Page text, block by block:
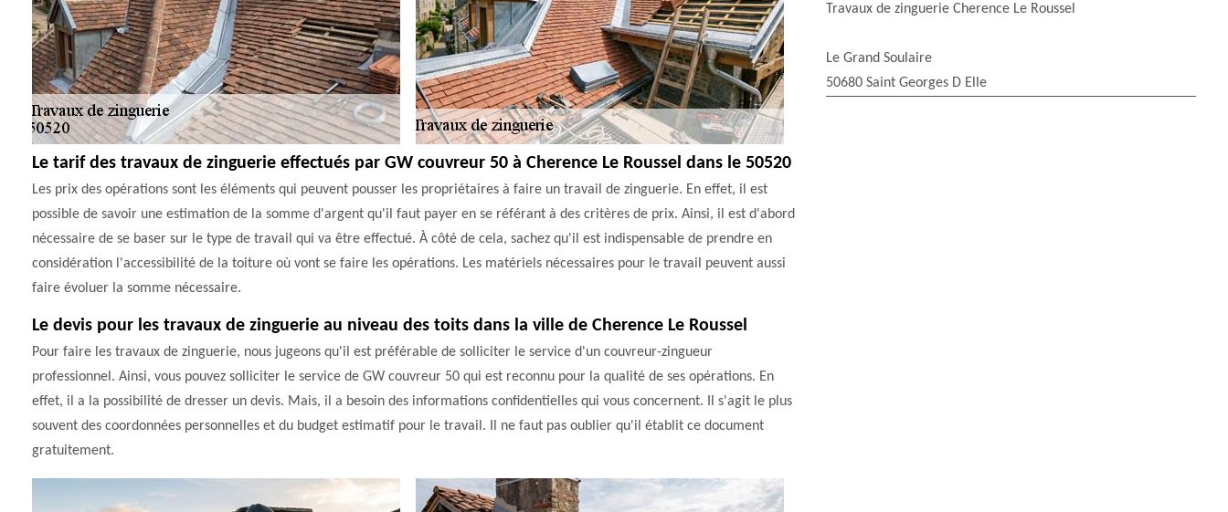
Le tarif des travaux de zinguerie effectués par GW couvreur 50 à Cherence Le Roussel dans le 50520
Les prix des opérations sont les éléments qui peuvent pousser les propriétaires à faire un travail de zinguerie. En effet, il est
possible de savoir une estimation de la somme d'argent qu'il faut payer en se référant à des critères de prix. Ainsi, il est d'abord
nécessaire de se baser sur le type de travail qui va être effectué. À côté de cela, sachez qu'il est indispensable de prendre en
considération l'accessibilité de la toiture où vont se faire les opérations. Les matériels nécessaires pour le travail peuvent aussi
faire évoluer la somme nécessaire.
Le devis pour les travaux de zinguerie au niveau des toits dans la ville de Cherence Le Roussel
Pour faire les travaux de zinguerie, nous jugeons qu'il est préférable de solliciter le service d'un couvreur-zingueur
professionnel. Ainsi, vous pouvez solliciter le service de GW couvreur 50 qui est reconnu pour la qualité de ses opérations. En
effet, il a la possibilité de dresser un devis. Mais, il a besoin des informations confidentielles qui vous concernent. Il s'agit le plus
souvent des coordonnées personnelles et du budget estimatif pour le travail. Il ne faut pas oublier qu'il établit ce document
gratuitement.
Travaux de zinguerie Cherence Le Roussel
Le Grand Soulaire
50680 Saint Georges D Elle